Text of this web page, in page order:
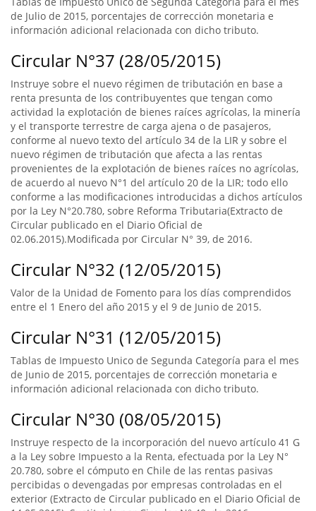
de Julio de 2015, porcentajes de corrección monetaria e
información adicional relacionada con dicho tributo.
Circular N°37 (28/05/2015)
Instruye sobre el nuevo régimen de tributación en base a
renta presunta de los contribuyentes que tengan como
actividad la explotación de bienes raíces agrícolas, la minería
y el transporte terrestre de carga ajena o de pasajeros,
conforme al nuevo texto del artículo 34 de la LIR y sobre el
nuevo régimen de tributación que afecta a las rentas
provenientes de la explotación de bienes raíces no agrícolas,
de acuerdo al nuevo N°1 del artículo 20 de la LIR; todo ello
conforme a las modificaciones introducidas a dichos artículos
por la Ley N°20.780, sobre Reforma Tributaria(Extracto de
Circular publicado en el Diario Oficial de
02.06.2015).Modificada por Circular N° 39, de 2016.
Circular N°32 (12/05/2015)
Valor de la Unidad de Fomento para los días comprendidos
entre el 1 Enero del año 2015 y el 9 de Junio de 2015.
Circular N°31 (12/05/2015)
Tablas de Impuesto Unico de Segunda Categoría para el mes
de Junio de 2015, porcentajes de corrección monetaria e
información adicional relacionada con dicho tributo.
Circular N°30 (08/05/2015)
Instruye respecto de la incorporación del nuevo artículo 41 G
a la Ley sobre Impuesto a la Renta, efectuada por la Ley N°
20.780, sobre el cómputo en Chile de las rentas pasivas
percibidas o devengadas por empresas controladas en el
exterior (Extracto de Circular publicado en el Diario Oficial de